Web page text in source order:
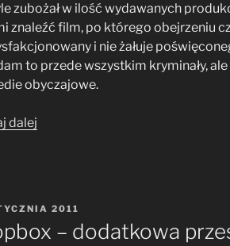
zubożał w ilość wydawanych
znaleźć film, po którego obejrzeniu
i nie żałuje
to przede wszystkim kryminały,
obyczajowe.
dalej
2011
– dodatkowa